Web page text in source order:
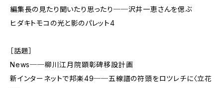
編集長の見たり聞いたり思ったり──沢井一恵さんを偲ぶ
ヒダキトモコの光と影のパレット4
［話題］
News──柳川江月院顕彰碑移設計画
新インターネットで邦楽49──五線譜の符頭をロツレチに〈立花